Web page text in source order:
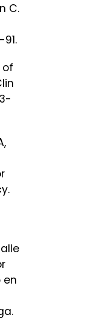
C.
of
en